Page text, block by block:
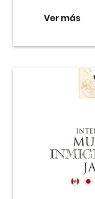
Ver más